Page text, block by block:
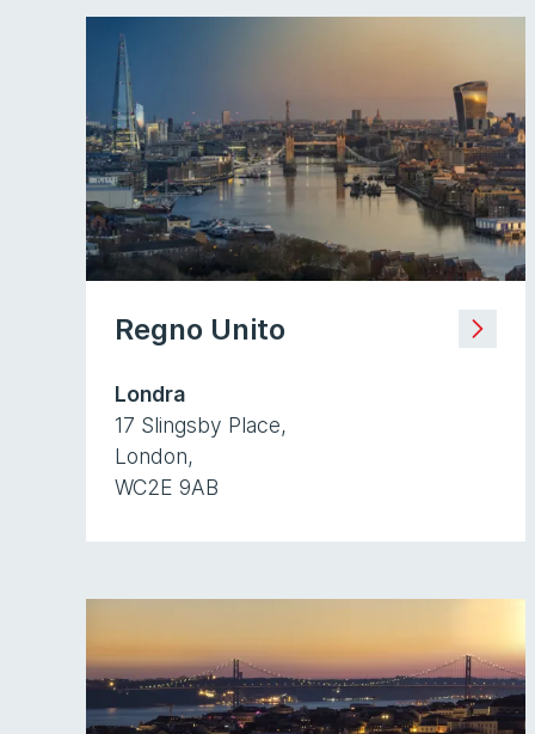
Regno Unito
Londra
17 Slingsby Place,
London,
WC2E 9AB